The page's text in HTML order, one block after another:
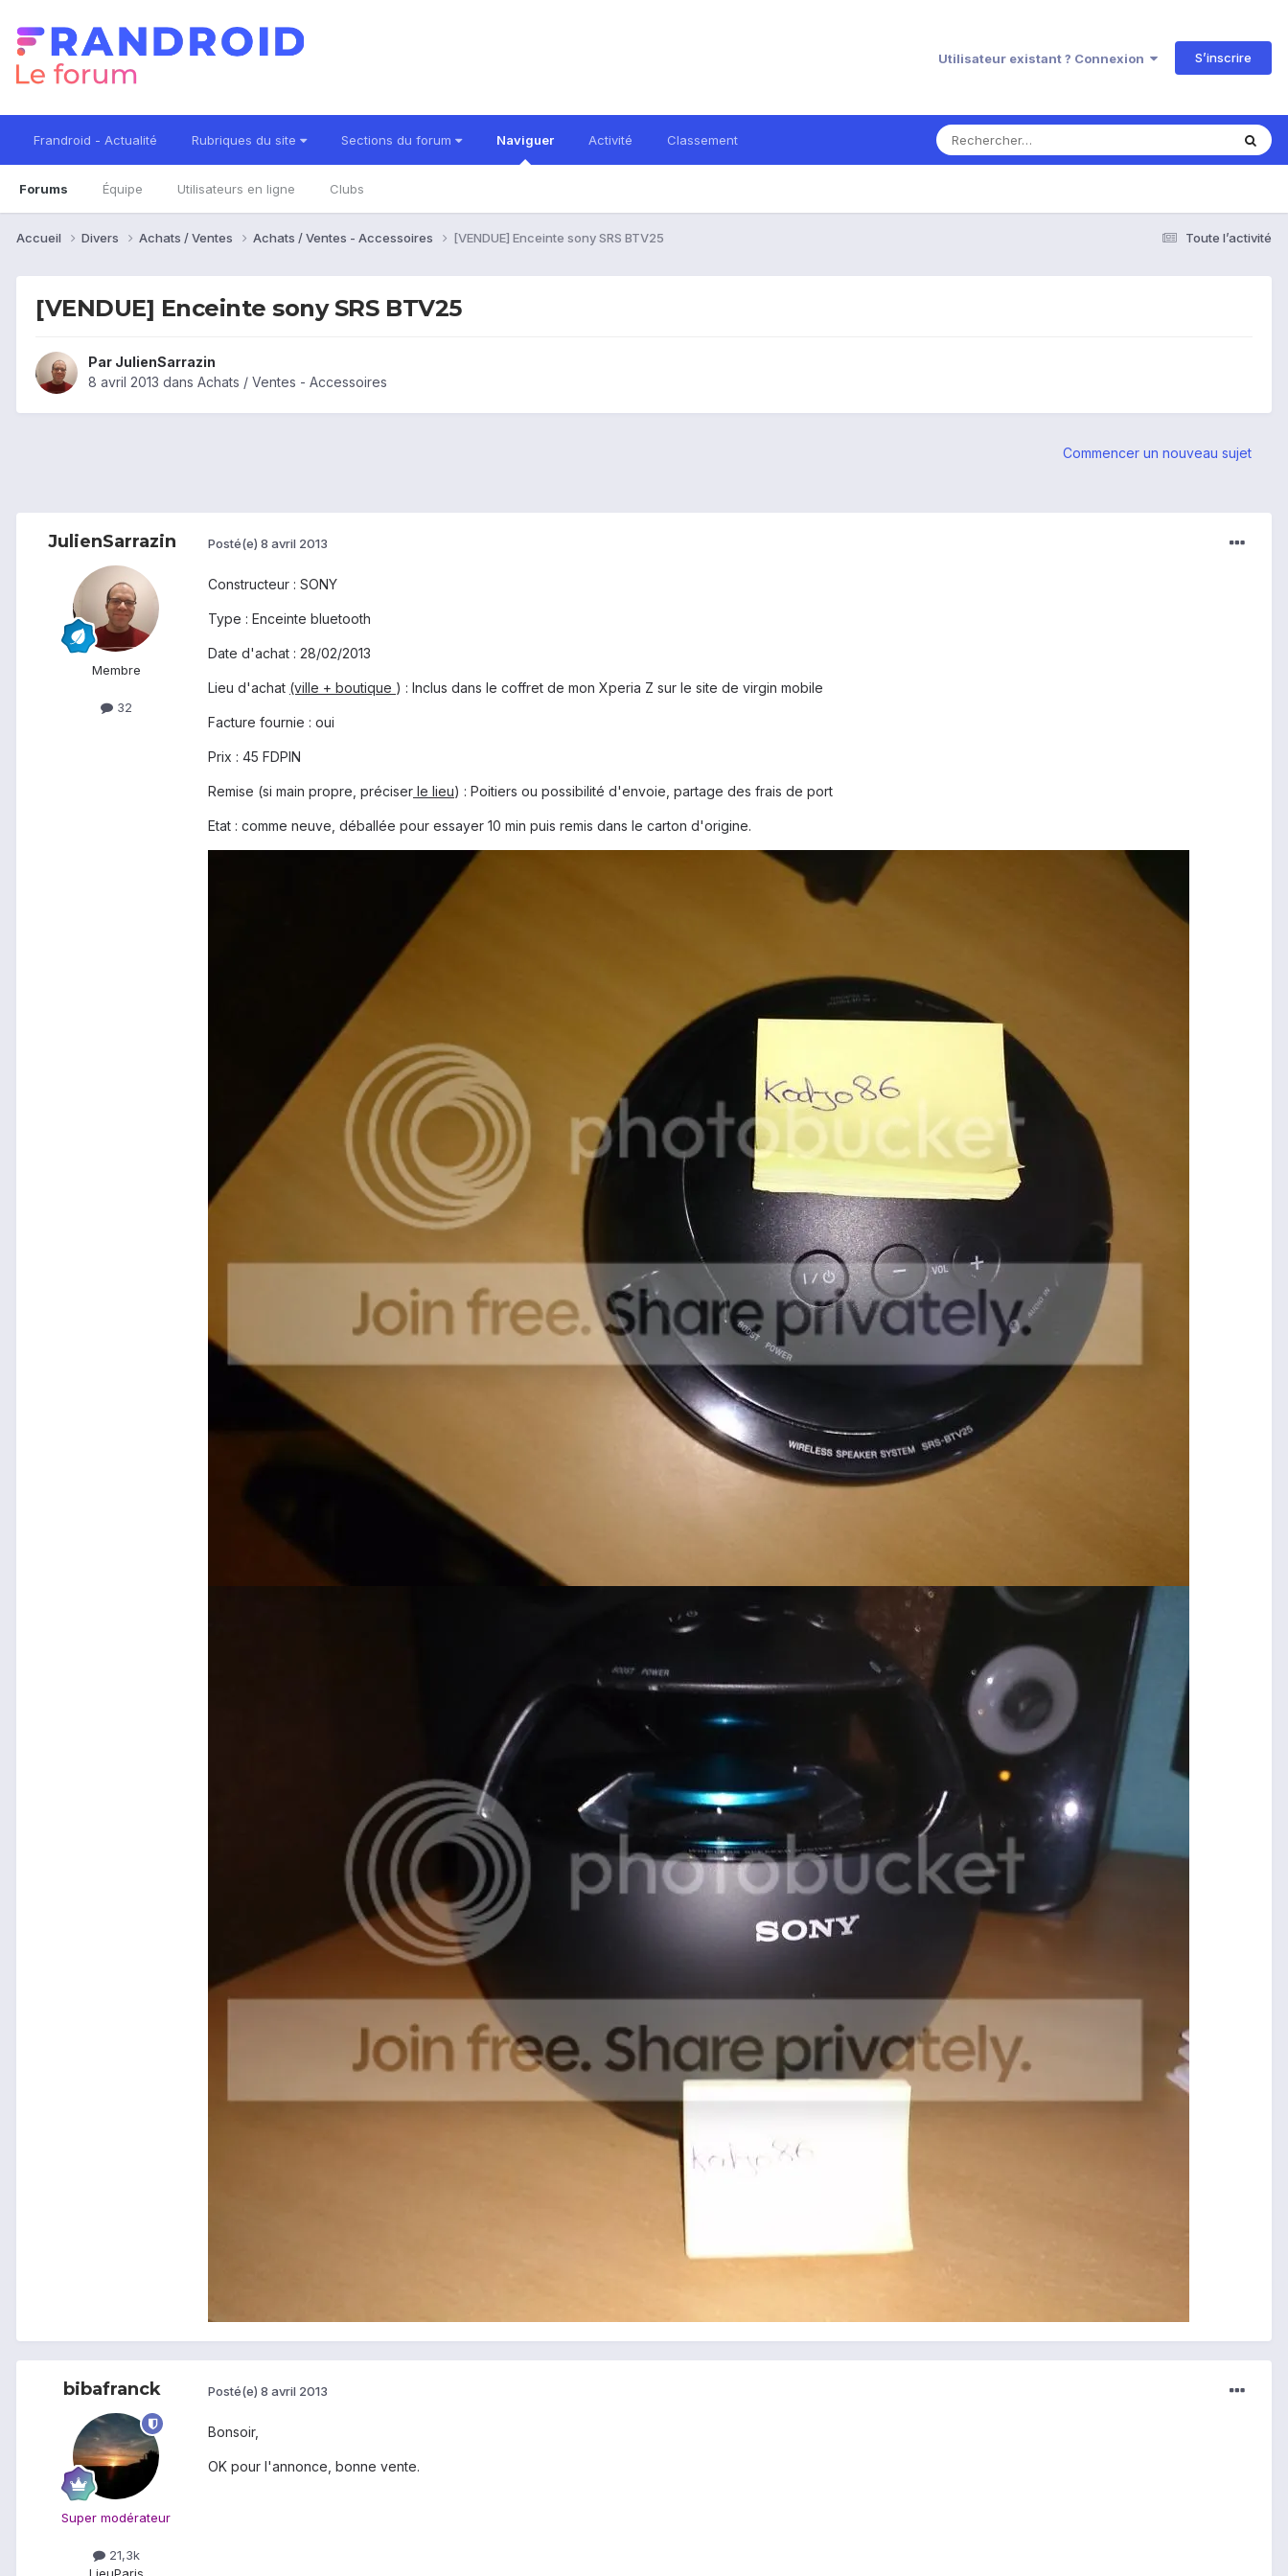
Utilisateur existant ? Connexion S’inscrire
Frandroid - Actualité Rubriques du site Sections du forum Naviguer
Forums Équipe Utilisateurs en ligne Clubs
Activité Classement
Toute l’activité
Accueil Divers Achats / Ventes Achats / Ventes - Accessoires [VENDUE] Enceinte sony SRS BTV25
[VENDUE] Enceinte sony SRS BTV25
Par JulienSarrazin
8 avril 2013 dans Achats / Ventes - Accessoires
Commencer un nouveau sujet
JulienSarrazin
Membre
32
Posté(e) 8 avril 2013
Constructeur : SONY
Type : Enceinte bluetooth
Date d'achat : 28/02/2013
Lieu d'achat (ville + boutique ) : Inclus dans le coffret de mon Xperia Z sur le site de virgin mobile
Facture fournie : oui
Prix : 45 FDPIN
Remise (si main propre, préciser le lieu) : Poitiers ou possibilité d'envoie, partage des frais de port
Etat : comme neuve, déballée pour essayer 10 min puis remis dans le carton d'origine.
bibafranck
Super modérateur
21,3k
Posté(e) 8 avril 2013
Bonsoir,
OK pour l'annonce, bonne vente.